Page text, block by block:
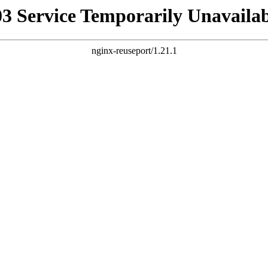
Service Temporarily
nginx-reuseport/1.21.1